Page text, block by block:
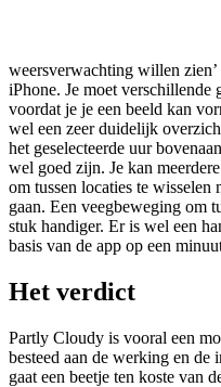
weersverwachting willen zien’
iPhone. Je moet verschillende
voordat je je een beeld kan
wel een zeer duidelijk
het geselecteerde uur
wel goed zijn. Je kan
om tussen locaties te wisselen
gaan. Een veegbeweging om
stuk handiger. Er is wel een
basis van de app op een
Het verdict
Partly Cloudy is vooral een
besteed aan de werking en
gaat een beetje ten koste van